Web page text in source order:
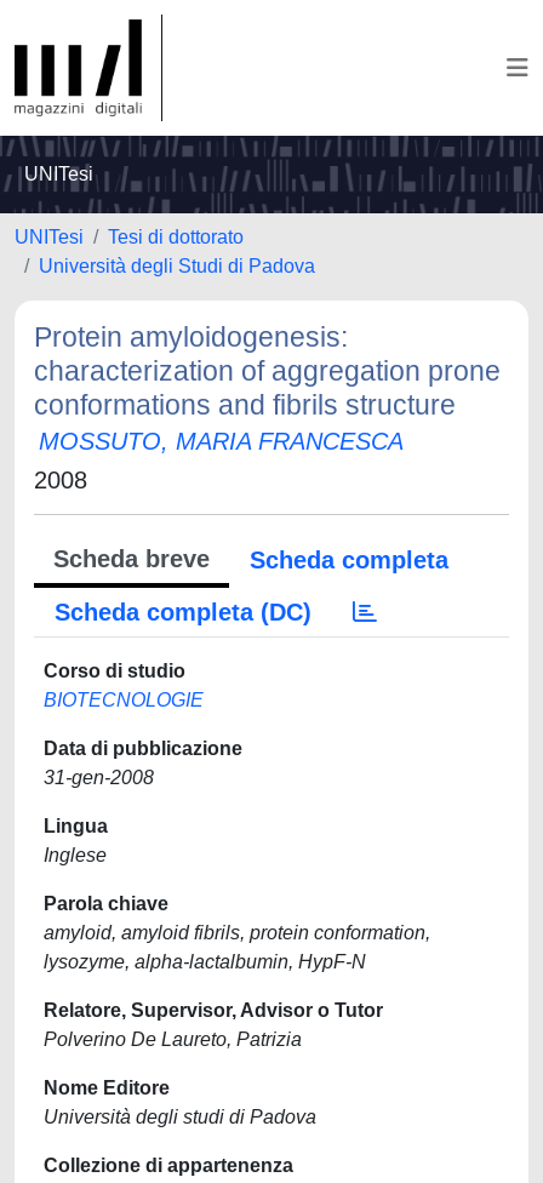
UNITesi
UNITesi
Tesi di dottorato
Università degli Studi di Padova
Protein amyloidogenesis:
characterization of aggregation prone
conformations and fibrils structure
MOSSUTO, MARIA FRANCESCA
2008
Scheda breve
Scheda completa
Scheda completa (DC)
Corso di studio
BIOTECNOLOGIE
Data di pubblicazione
31-gen-2008
Lingua
Inglese
Parola chiave
amyloid, amyloid fibrils, protein conformation,
lysozyme, alpha-lactalbumin, HypF-N
Relatore, Supervisor, Advisor o Tutor
Polverino De Laureto, Patrizia
Nome Editore
Università degli studi di Padova
Collezione di appartenenza